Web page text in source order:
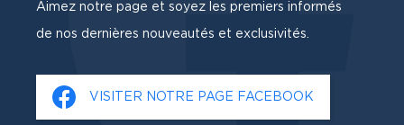
Aimez notre page et soyez les premiers informés
de nos dernières nouveautés et exclusivités.
VISITER NOTRE PAGE FACEBOOK